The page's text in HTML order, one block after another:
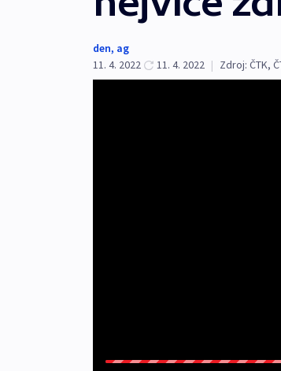
den, ag
11. 4. 2022
11. 4. 2022 | Zdroj: ČTK,